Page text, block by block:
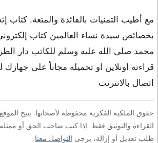
مع أطيب التمنيات بالفائدة والمتعة, كتاب
بخصائص سيدة نساء العالمين كتاب
محمد صلى الله عليه وسلم للكاتب دار
قراءته اونلاين او تحميله مجاناً على
اتصال بالانترنت
حقوق الملكية الفكرية محفوظة لأصحابها. يتيح
القراءة والتوثيق فقط. إذا كنت صاحب الحق أو
طلب تعديل أو إزالة، يرجى التواصل معنا